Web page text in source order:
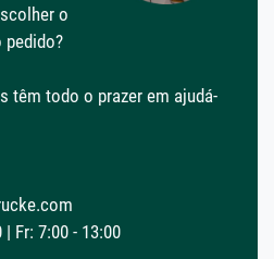
o
pedido?
têm todo o prazer em ajudá-
Fr: 7:00 - 13:00